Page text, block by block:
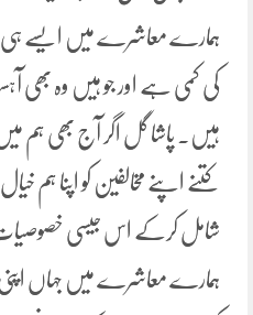
ہمارے معاشرے میں ایسے ہی
کی کمی ہے اور جو ہیں وہ بھی
ہیں۔ پاشا گل اگر آج بھی ہم میں
کتنے اپنے مخالفین کو اپنا ہم
شامل کرکے اس جیسی خصوصیات کا
ہمارے معاشرے میں جہاں اپنی